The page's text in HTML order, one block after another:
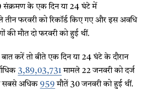
संक्रमण के एक दिन या 24 घंटे में
तीन फरवरी को रिकॉर्ड किए गए और इस अवधि
की मौत दो फरवरी को हुई थीं.
करें तो बीते एक दिन या 24 घंटे के दौरान
3,89,03,731मामले 22 जनवरी को दर्ज
सबसे अधिक 959 मौतें 30 जनवरी को हुई थीं.